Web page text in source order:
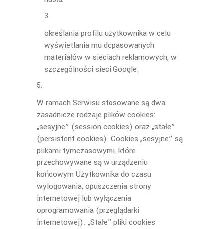
określania profilu użytkownika w celu
wyświetlania mu dopasowanych
materiałów w sieciach reklamowych, w
szczególności sieci Google.
W ramach Serwisu stosowane są dwa
zasadnicze rodzaje plików cookies:
„sesyjne” (session cookies) oraz „stałe”
(persistent cookies). Cookies „sesyjne” są
plikami tymczasowymi, które
przechowywane są w urządzeniu
końcowym Użytkownika do czasu
wylogowania, opuszczenia strony
internetowej lub wyłączenia
oprogramowania (przeglądarki
internetowej). „Stałe” pliki cookies